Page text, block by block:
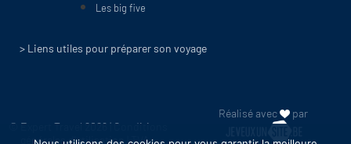
Les big five
> Liens utiles pour préparer son voyage
© Expert Travel 2026 | Conditions
générales d'utilisation | TVA :
Réalisé avec par